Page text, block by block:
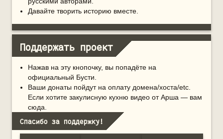
Давайте творить историю вместе.
Поддержать проект
Нажав на эту кнопочку, вы попадёте на
официальный Бусти.
Ваши донаты пойдут на оплату домена/хоста/etc.
Если хотите закулисную кухню видео от Арша — вам
сюда.
Спасибо за поддержку!